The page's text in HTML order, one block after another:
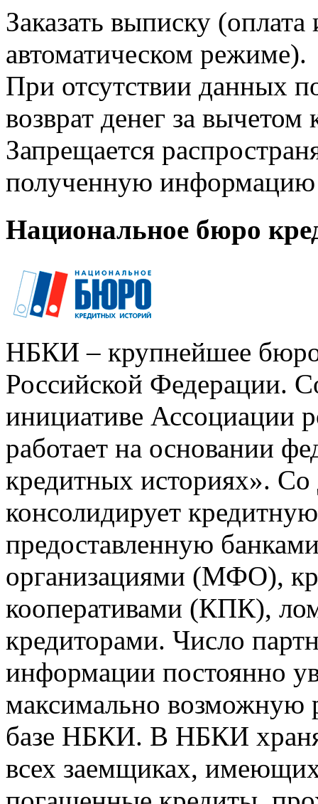
Заказать выписку
автоматическом режиме).
При отсутствии данных
возврат денег за
Запрещается
полученную информацию
Национальное бюро
НБКИ – крупнейшее
Российской Федерации.
инициативе Ассоциации
работает на основании
кредитных историях».
консолидирует
предоставленную
организациями (МФО),
кооперативами (КПК),
кредиторами. Число
информации постоянно
максимально возможную
базе НБКИ. В НБКИ
всех заемщиках,